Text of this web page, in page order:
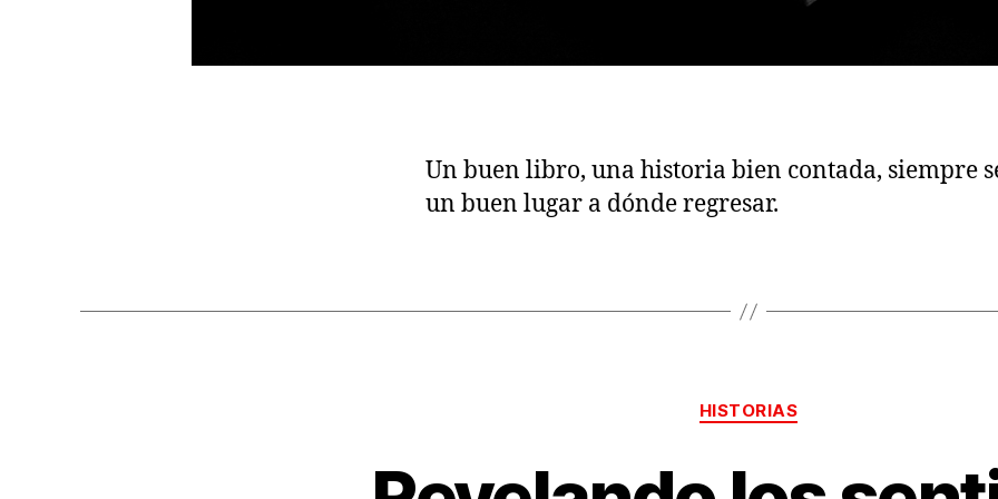
Un buen libro, una historia bien contada, siempre
un buen lugar a dónde regresar.
Categorías
HISTORIAS